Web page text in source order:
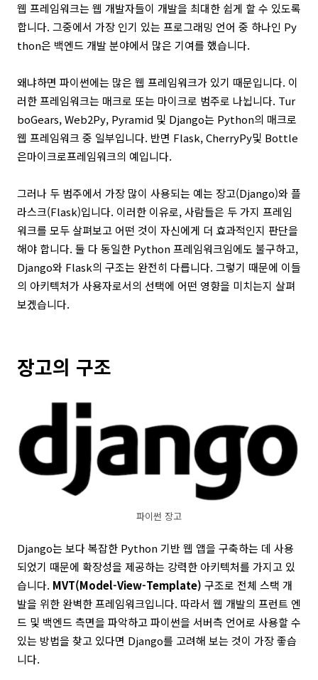
웹 프레임워크는 웹 개발자들이 개발을 최대한 쉽게 할 수 있도록
합니다. 그중에서 가장 인기 있는 프로그래밍 언어 중 하나인 Py
thon은 백엔드 개발 분야에서 많은 기여를 했습니다.
왜냐하면 파이썬에는 많은 웹 프레임워크가 있기 때문입니다. 이
러한 프레임워크는 매크로 또는 마이크로 범주로 나뉩니다. Tur
boGears, Web2Py, Pyramid 및 Django는 Python의 매크로
웹 프레임워크 중 일부입니다. 반면 Flask, CherryPy및 Bottle
은마이크로프레임워크의 예입니다.
그러나 두 범주에서 가장 많이 사용되는 예는 장고(Django)와 플
라스크(Flask)입니다. 이러한 이유로, 사람들은 두 가지 프레임
워크를 모두 살펴보고 어떤 것이 자신에게 더 효과적인지 판단을
해야 합니다. 둘 다 동일한 Python 프레임워크임에도 불구하고,
Django와 Flask의 구조는 완전히 다릅니다. 그렇기 때문에 이들
의 아키텍처가 사용자로서의 선택에 어떤 영향을 미치는지 살펴
보겠습니다.
장고의 구조
파이썬 장고
Django는 보다 복잡한 Python 기반 웹 앱을 구축하는 데 사용
되었기 때문에 확장성을 제공하는 강력한 아키텍처를 가지고 있
습니다. MVT(Model-View-Template) 구조로 전체 스택 개
발을 위한 완벽한 프레임워크입니다. 따라서 웹 개발의 프런트 엔
드 및 백엔드 측면을 파악하고 파이썬을 서버측 언어로 사용할 수
있는 방법을 찾고 있다면 Django를 고려해 보는 것이 가장 좋습
니다.